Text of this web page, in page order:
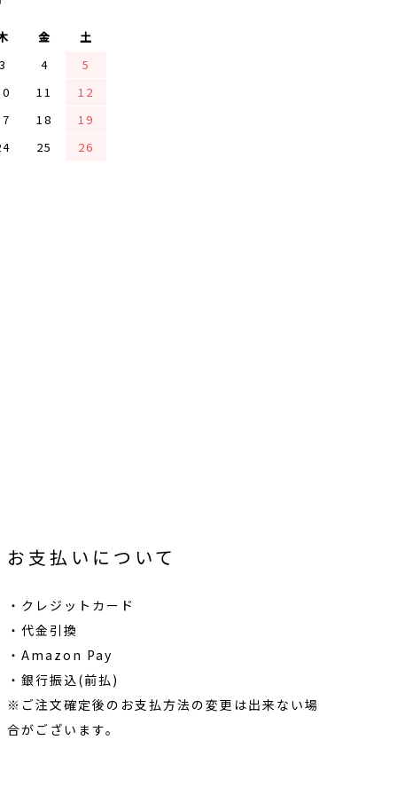
金
土
4
5
11
12
18
19
25 26
お支払いについて
・クレジットカード
・代金引換
・Amazon Pay
・銀行振込(前払)
※ご注文確定後のお支払方法の変更は出来ない場
合がございます。